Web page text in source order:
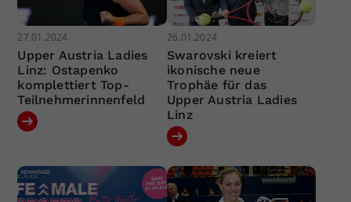
27.01.2024
Upper Austria Ladies
Linz: Ostapenko
komplettiert Top-
Teilnehmerinnenfeld
26.01.2024
Swarovski kreiert
ikonische neue
Trophäe für das
Upper Austria Ladies
Linz